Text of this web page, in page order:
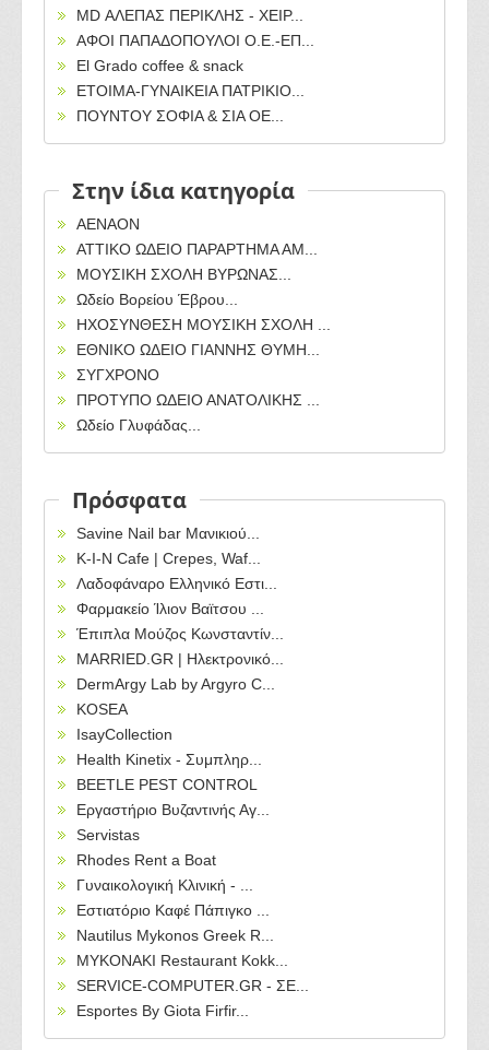
MD ΑΛΕΠΑΣ ΠΕΡΙΚΛΗΣ - ΧΕΙΡ...
ΑΦΟΙ ΠΑΠΑΔΟΠΟΥΛΟΙ Ο.Ε.-ΕΠ...
El Grado coffee & snack
ΕΤΟΙΜΑ-ΓΥΝΑΙΚΕΙΑ ΠΑΤΡΙΚΙΟ...
ΠΟΥΝΤΟΥ ΣΟΦΙΑ & ΣΙΑ ΟΕ...
Στην ίδια κατηγορία
ΑΕΝΑΟΝ
ΑΤΤΙΚΟ ΩΔΕΙΟ ΠΑΡΑΡΤΗΜΑ ΑΜ...
ΜΟΥΣΙΚΗ ΣΧΟΛΗ ΒΥΡΩΝΑΣ...
Ωδείο Βορείου Έβρου...
ΗΧΟΣΥΝΘΕΣΗ ΜΟΥΣΙΚΗ ΣΧΟΛΗ ...
ΕΘΝΙΚΟ ΩΔΕΙΟ ΓΙΑΝΝΗΣ ΘΥΜΗ...
ΣΥΓΧΡΟΝΟ
ΠΡΟΤΥΠΟ ΩΔΕΙΟ ΑΝΑΤΟΛΙΚΗΣ ...
Ωδείο Γλυφάδας...
Πρόσφατα
Savine Nail bar Μανικιού...
Κ-Ι-Ν Cafe | Crepes, Waf...
Λαδοφάναρο Ελληνικό Εστι...
Φαρμακείο Ίλιον Βαϊτσου ...
Έπιπλα Μούζος Κωνσταντίν...
MARRIED.GR | Ηλεκτρονικό...
DermArgy Lab by Argyro C...
KOSEA
IsayCollection
Health Kinetix - Συμπληρ...
BEETLE PEST CONTROL
Εργαστήριο Βυζαντινής Αγ...
Servistas
Rhodes Rent a Boat
Γυναικολογική Κλινική - ...
Εστιατόριο Καφέ Πάπιγκο ...
Nautilus Mykonos Greek R...
MYKONAKI Restaurant Kokk...
SERVICE-COMPUTER.GR - ΣΕ...
Esportes By Giota Firfir...